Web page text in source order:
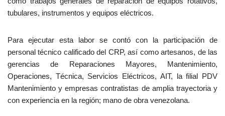
tubulares, instrumentos y equipos eléctricos.
Para ejecutar esta labor se contó con la participación de
personal técnico calificado del CRP, así como artesanos, de las
gerencias de Reparaciones Mayores, Mantenimiento,
Operaciones, Técnica, Servicios Eléctricos, AIT, la filial PDV
Mantenimiento y empresas contratistas de amplia trayectoria y
con experiencia en la región; mano de obra venezolana.